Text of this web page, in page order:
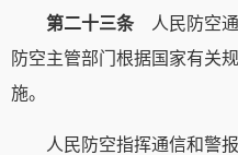
第二十三条
人民防空
防空主管部门根据国家有关
施。
人民防空指挥通信和警